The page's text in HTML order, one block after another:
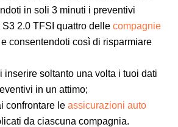
in soli 3 minuti i preventivi
2.0 TFSI quattro delle compagnie
consentendoti così di risparmiare
inserire soltanto una volta i tuoi dati
in un attimo;
confrontare le assicurazioni auto
da ciascuna compagnia.